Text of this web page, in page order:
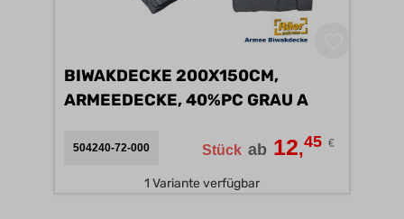
BIWAKDECKE 200X150CM,
ARMEEDECKE, 40%PC GRAU A
504240-72-000 Stück ab 12,45 €
1 Variante verfügbar